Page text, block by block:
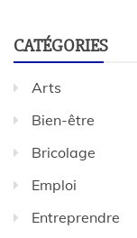
CATÉGORIES
Arts
Bien-être
Bricolage
Emploi
Entreprendre